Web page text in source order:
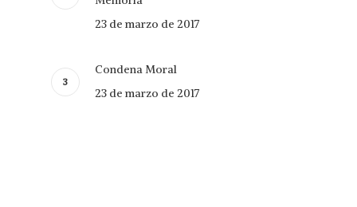
23 de marzo de 2017
Condena Moral
23 de marzo de 2017